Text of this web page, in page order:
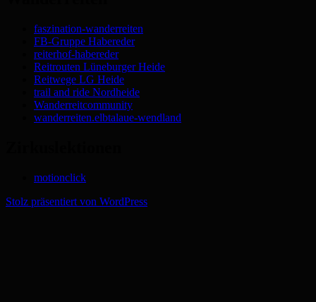
faszination-wanderreiten
FB-Gruppe Habereder
reiterhof-habereder
Reitrouten Lüneburger Heide
Reitwege LG Heide
trail and ride Nordheide
Wanderreitcommunity
wanderreiten.elbtalaue-wendland
motionclick
Stolz präsentiert von WordPress